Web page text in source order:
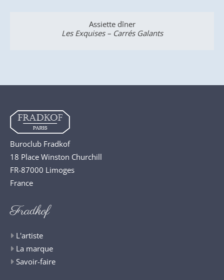
Assiette dîner
Les Exquises – Carrés Galants
Buroclub Fradkof
18 Place Winston Churchill
FR-87000 Limoges
France
Fradkof
L'artiste
La marque
Savoir-faire